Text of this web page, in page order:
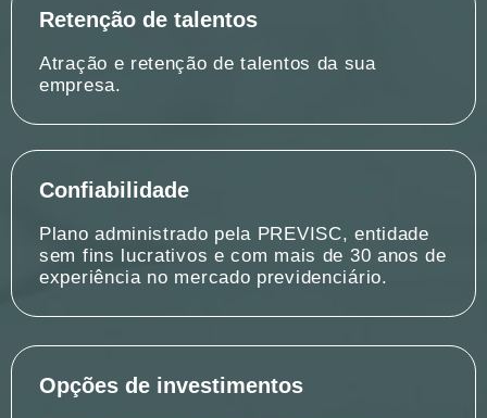
Retenção de talentos
Atração e retenção de talentos da sua
empresa.
Confiabilidade
Plano administrado pela PREVISC, entidade
sem fins lucrativos e com mais de 30 anos de
experiência no mercado previdenciário.
Opções de investimentos